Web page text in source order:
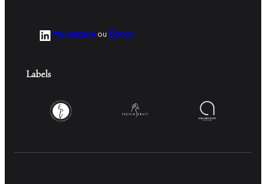
LinkedIn
Manufactureou Édition
Labels